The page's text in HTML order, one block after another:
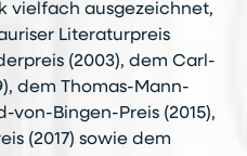
vielfach ausgezeichnet,
Literaturpreis
(2003), dem Carl-
dem Thomas-Mann-
von-Bingen-Preis (2015),
(2017) sowie dem